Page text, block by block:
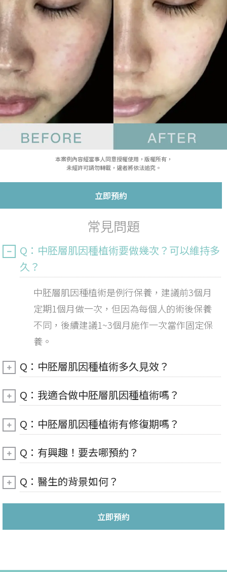
本案例內容經當事人同意授權使用，版權所有，
未經許可請勿轉載，違者將依法追究。
立即預約
常見問題
Q：中胚層肌因種植術要做幾次？可以維持多
久？
中胚層肌因種植術是例行保養，建議前3個月
定期1個月做一次，但因為每個人的術後保養
不同，後續建議1~3個月施作一次當作固定保
養。
Q：中胚層肌因種植術多久見效？
Q：我適合做中胚層肌因種植術嗎？
Q：中胚層肌因種植術有修復期嗎？
Q：有興趣！要去哪預約？
Q：醫生的背景如何？
立即預約